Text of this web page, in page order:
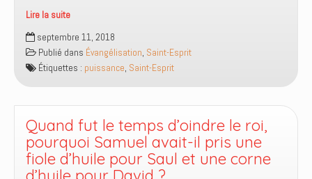
Lire la suite
La
puissance
du
Saint-
a
deux
facettes
septembre 11, 2018
Publié dans Évangélisation, Saint-Esprit
Étiquettes : puissance, Saint-Esprit
Quand fut le temps d’oindre le roi,
pourquoi Samuel avait-il pris une
fiole d’huile pour Saul et une corne